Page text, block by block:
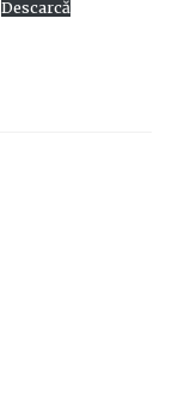
Descarcă